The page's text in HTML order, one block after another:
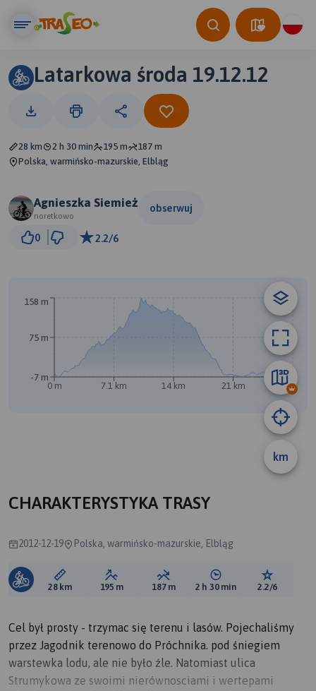
Latarkowa środa 19.12.12
28 km 2 h 30 min 195 m
187 m
Polska, warmińsko-mazurskie, Elbląg
Agnieszka Siemież
noretkowo
obserwuj
0 2.2/6
km
0 m 7.1 km 14 km 21 km 28 km
-7 m
75 m
158 m
CHARAKTERYSTYKA TRASY
2012-12-19 Polska, warmińsko-mazurskie, Elbląg
Długość trasy:
28 km Suma przewyższeń:
195 m Suma spadków:
187 m Średni czas potrzebny
2 h 30 min Ocena
2.2/6
Cel był prosty - trzymac się terenu i lasów. Pojechaliśmy
przez Jagodnik terenowo do Próchnika. pod śniegiem
warstewka lodu, ale nie było źle. Natomiast ulica
Strumykowa ze swoimi nierównosciami i wertepami